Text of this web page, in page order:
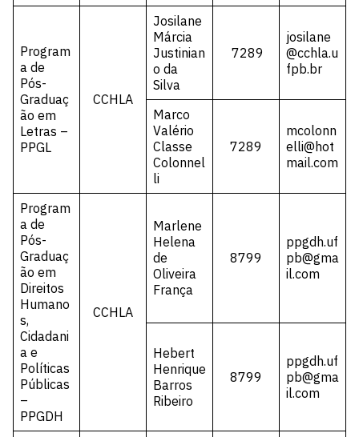
Program
a de
Pós-
Graduaç
ão em
Letras –
PPGL
CCHLA
Josilane
Márcia
Justinian
o da
Silva
7289
josilane
@cchla.u
fpb.br
Marco
Valério
Classe
Colonnel
li
7289
mcolonn
elli@hot
mail.com
Program
a de
Pós-
Graduaç
ão em
Direitos
Humano
s,
Cidadani
a e
Políticas
Públicas
–
PPGDH
CCHLA
Marlene
Helena
de
Oliveira
França
8799
ppgdh.uf
pb@gma
il.com
Hebert
Henrique
Barros
Ribeiro
8799
ppgdh.uf
pb@gma
il.com